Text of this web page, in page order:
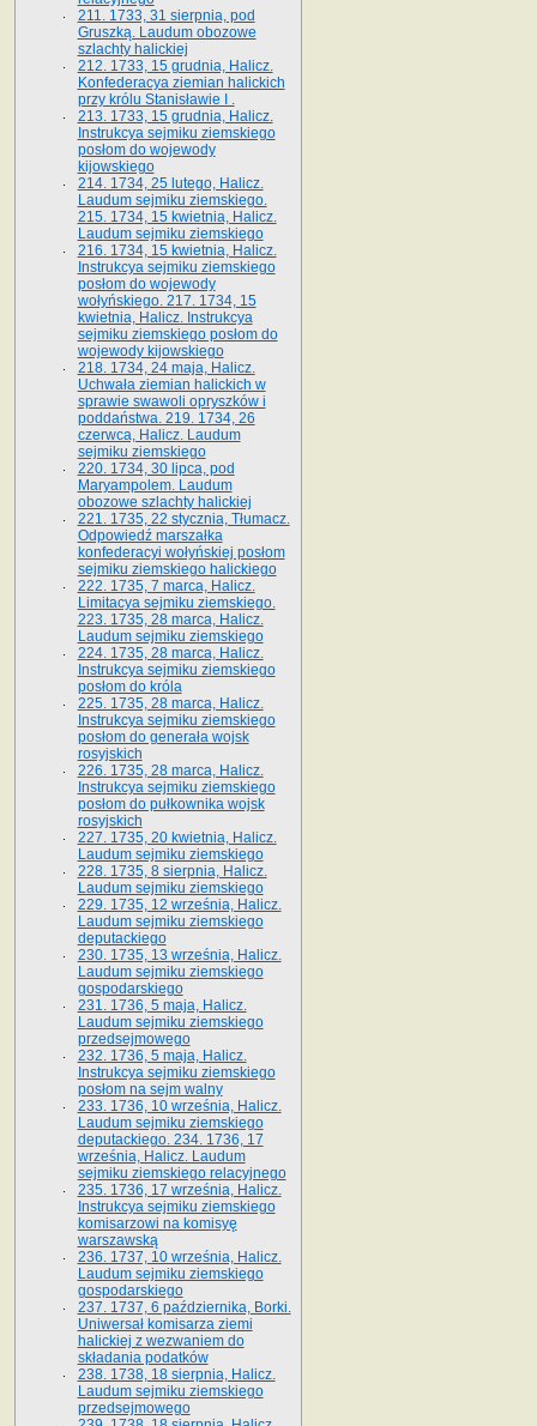
211. 1733, 31 sierpnia, pod
Gruszką. Laudum obozowe
szlachty halickiej
212. 1733, 15 grudnia, Halicz.
Konfederacya ziemian halickich
przy królu Stanisławie I .
213. 1733, 15 grudnia, Halicz.
Instrukcya sejmiku ziemskiego
posłom do wojewody
kijowskiego
214. 1734, 25 lutego, Halicz.
Laudum sejmiku ziemskiego.
215. 1734, 15 kwietnia, Halicz.
Laudum sejmiku ziemskiego
216. 1734, 15 kwietnia, Halicz.
Instrukcya sejmiku ziemskiego
posłom do wojewody
wołyńskiego. 217. 1734, 15
kwietnia, Halicz. Instrukcya
sejmiku ziemskiego posłom do
wojewody kijowskiego
218. 1734, 24 maja, Halicz.
Uchwała ziemian halickich w
sprawie swawoli opryszków i
poddaństwa. 219. 1734, 26
czerwca, Halicz. Laudum
sejmiku ziemskiego
220. 1734, 30 lipca, pod
Maryampolem. Laudum
obozowe szlachty halickiej
221. 1735, 22 stycznia, Tłumacz.
Odpowiedź marszałka
konfederacyi wołyńskiej posłom
sejmiku ziemskiego halickiego
222. 1735, 7 marca, Halicz.
Limitacya sejmiku ziemskiego.
223. 1735, 28 marca, Halicz.
Laudum sejmiku ziemskiego
224. 1735, 28 marca, Halicz.
Instrukcya sejmiku ziemskiego
posłom do króla
225. 1735, 28 marca, Halicz.
Instrukcya sejmiku ziemskiego
posłom do generała wojsk
rosyjskich
226. 1735, 28 marca, Halicz.
Instrukcya sejmiku ziemskiego
posłom do pułkownika wojsk
rosyjskich
227. 1735, 20 kwietnia, Halicz.
Laudum sejmiku ziemskiego
228. 1735, 8 sierpnia, Halicz.
Laudum sejmiku ziemskiego
229. 1735, 12 września, Halicz.
Laudum sejmiku ziemskiego
deputackiego
230. 1735, 13 września, Halicz.
Laudum sejmiku ziemskiego
gospodarskiego
231. 1736, 5 maja, Halicz.
Laudum sejmiku ziemskiego
przedsejmowego
232. 1736, 5 maja, Halicz.
Instrukcya sejmiku ziemskiego
posłom na sejm walny
233. 1736, 10 września, Halicz.
Laudum sejmiku ziemskiego
deputackiego. 234. 1736, 17
września, Halicz. Laudum
sejmiku ziemskiego relacyjnego
235. 1736, 17 września, Halicz.
Instrukcya sejmiku ziemskiego
komisarzowi na komisyę
warszawską
236. 1737, 10 września, Halicz.
Laudum sejmiku ziemskiego
gospodarskiego
237. 1737, 6 października, Borki.
Uniwersał komisarza ziemi
halickiej z wezwaniem do
składania podatków
238. 1738, 18 sierpnia, Halicz.
Laudum sejmiku ziemskiego
przedsejmowego